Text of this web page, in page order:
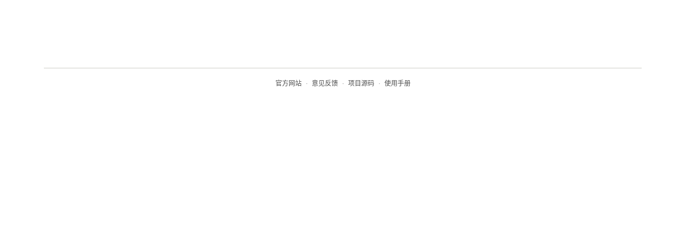
官方网站 · 意见反馈 · 项目源码 · 使用手册